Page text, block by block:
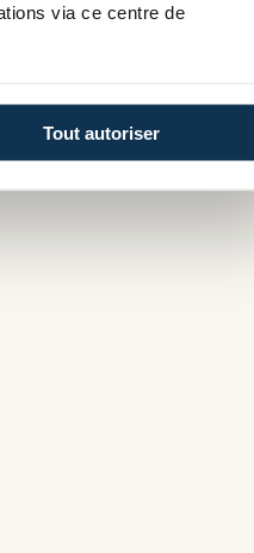
via ce centre de
Tout autoriser